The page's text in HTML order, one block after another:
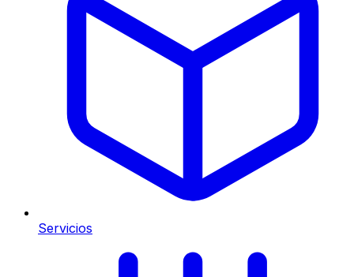
Servicios